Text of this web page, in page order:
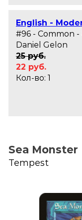
English -
#96 - Common -
Daniel Gelon
25 руб.
22 руб.
Кол-во: 1
Sea Monster
Tempest